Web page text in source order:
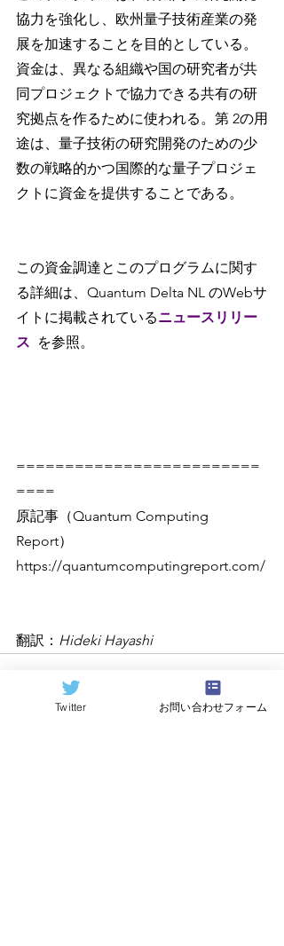
協力を強化し、欧州量子技術産業の発
展を加速することを目的としている。
資金は、異なる組織や国の研究者が共
同プロジェクトで協力できる共有の研
究拠点を作るために使われる。第 2の用
途は、量子技術の研究開発のための少
数の戦略的かつ国際的な量子プロジェ
クトに資金を提供することである。
この資金調達とこのプログラムに関す
る詳細は、Quantum Delta NL のWebサ
イトに掲載されているニュースリリー
ス を参照。
=========================
====
原記事（Quantum Computing
Report）
https://quantumcomputingreport.com/
翻訳： Hideki Hayashi
Twitter お問い合わせフォーム